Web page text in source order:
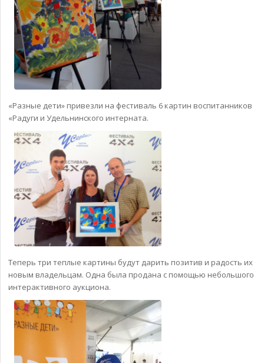
«Разные дети» привезли на фестиваль 6 картин воспитанников
«Радуги и Удельнинского интерната.
Теперь три теплые картины будут дарить позитив и радость их
новым владельцам. Одна была продана с помощью небольшого
интерактивного аукциона.